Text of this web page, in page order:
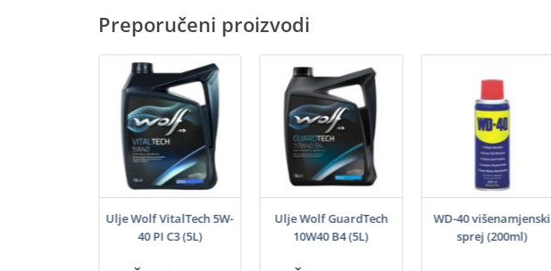
Preporučeni proizvodi
Ulje Wolf VitalTech 5W-
40 PI C3 (5L)
Ulje Wolf GuardTech
10W40 B4 (5L)
WD-40 višenamjenski
sprej (200ml)